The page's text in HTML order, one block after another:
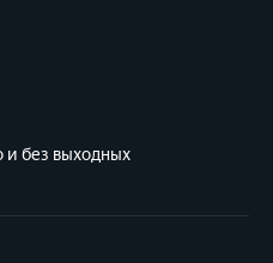
и без выходных